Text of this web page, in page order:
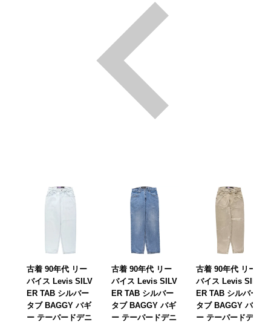
古着 90年代 リー
バイス Levis SILV
ER TAB シルバー
タブ BAGGY バギ
ー テーパードデニ
古着 90年代 リー
バイス Levis SILV
ER TAB シルバー
タブ BAGGY バギ
ー テーパードデニ
古着 90年代 リー
バイス Levis SILV
ER TAB シルバー
タブ BAGGY バギ
ー テーパードデニ